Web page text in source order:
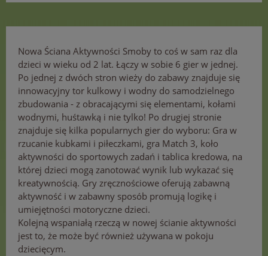
Nowa Ściana Aktywności Smoby to coś w sam raz dla
dzieci w wieku od 2 lat. Łączy w sobie 6 gier w jednej.
Po jednej z dwóch stron wieży do zabawy znajduje się
innowacyjny tor kulkowy i wodny do samodzielnego
zbudowania - z obracającymi się elementami, kołami
wodnymi, huśtawką i nie tylko! Po drugiej stronie
znajduje się kilka popularnych gier do wyboru: Gra w
rzucanie kubkami i piłeczkami, gra Match 3, koło
aktywności do sportowych zadań i tablica kredowa, na
której dzieci mogą zanotować wynik lub wykazać się
kreatywnością. Gry zręcznościowe oferują zabawną
aktywność i w zabawny sposób promują logikę i
umiejętności motoryczne dzieci.
Kolejną wspaniałą rzeczą w nowej ścianie aktywności
jest to, że może być również używana w pokoju
dziecięcym.